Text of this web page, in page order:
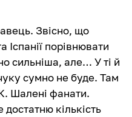
Звісно, що
Іспанії порівнювати
сильніша, але… У ті й
сумно не буде. Там
Шалені фанати.
кількість